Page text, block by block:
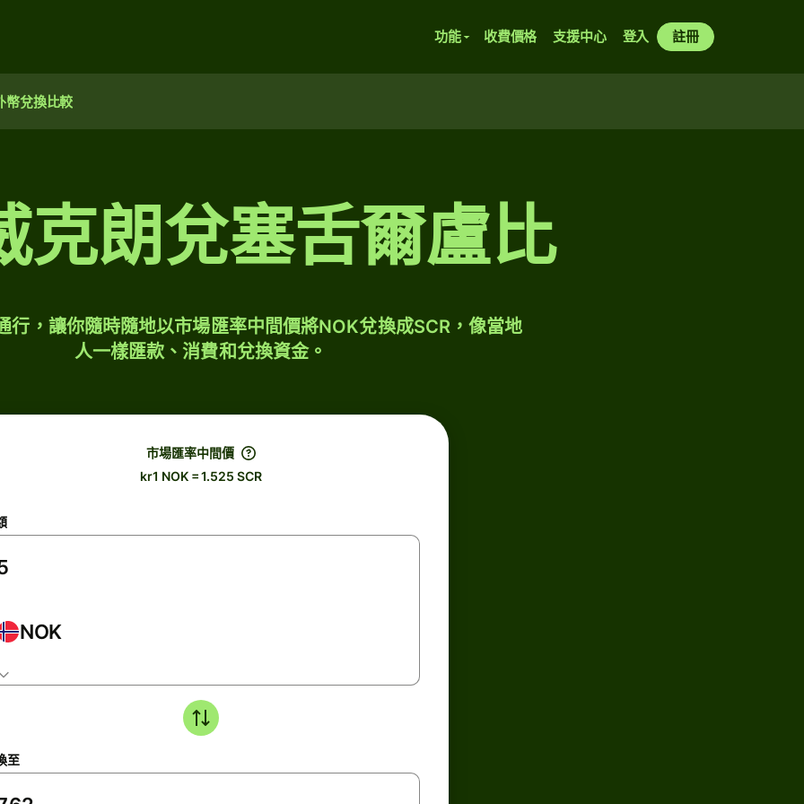
功能 收費價格 支援中心 登入 註冊
幣兌換比較
克朗兌塞舌爾盧比
行，讓你隨時隨地以市場匯率中間價將NOK兌換成SCR，像當地
人一樣匯款、消費和兌換資金。
市場匯率中間價
kr1 NOK = 1.525 SCR
NOK
至